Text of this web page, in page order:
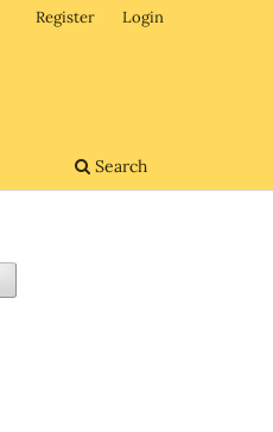
Search
Register Login